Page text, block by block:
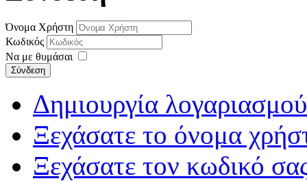
Όνομα Χρήστη
Κωδικός
Να με θυμάσαι
Σύνδεση
Δημιουργία λογαριασμού
Ξεχάσατε το όνομα
Ξεχάσατε τον κωδικό